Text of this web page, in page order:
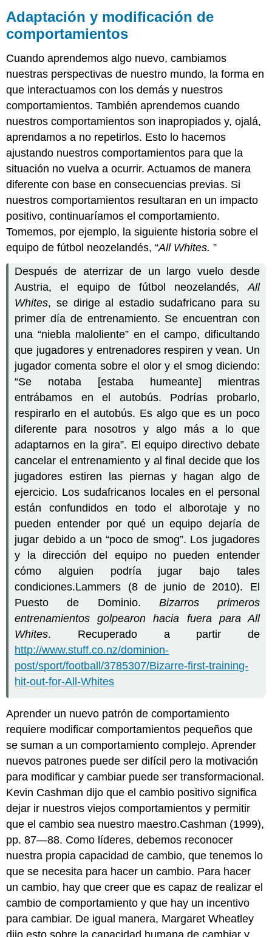
Adaptación y modificación de
comportamientos
Cuando aprendemos algo nuevo, cambiamos
nuestras perspectivas de nuestro mundo, la forma en
que interactuamos con los demás y nuestros
comportamientos. También aprendemos cuando
nuestros comportamientos son inapropiados y, ojalá,
aprendamos a no repetirlos. Esto lo hacemos
ajustando nuestros comportamientos para que la
situación no vuelva a ocurrir. Actuamos de manera
diferente con base en consecuencias previas. Si
nuestros comportamientos resultaran en un impacto
positivo, continuaríamos el comportamiento.
Tomemos, por ejemplo, la siguiente historia sobre el
equipo de fútbol neozelandés, “All Whites.”
Después de aterrizar de un largo vuelo desde
Austria, el equipo de fútbol neozelandés, All
Whites, se dirige al estadio sudafricano para su
primer día de entrenamiento. Se encuentran con
una “niebla maloliente” en el campo, dificultando
que jugadores y entrenadores respiren y vean. Un
jugador comenta sobre el olor y el smog diciendo:
“Se notaba [estaba humeante] mientras
entrábamos en el autobús. Podrías probarlo,
respirarlo en el autobús. Es algo que es un poco
diferente para nosotros y algo más a lo que
adaptarnos en la gira”. El equipo directivo debate
cancelar el entrenamiento y al final decide que los
jugadores estiren las piernas y hagan algo de
ejercicio. Los sudafricanos locales en el personal
están confundidos en todo el alborotaje y no
pueden entender por qué un equipo dejaría de
jugar debido a un “poco de smog”. Los jugadores
y la dirección del equipo no pueden entender
cómo alguien podría jugar bajo tales
condiciones.Lammers (8 de junio de 2010). El
Puesto de Dominio. Bizarros primeros
entrenamientos golpearon hacia fuera para All
Whites. Recuperado a partir de
http://www.stuff.co.nz/dominion-
post/sport/football/3785307/Bizarre-first-training-
hit-out-for-All-Whites
Aprender un nuevo patrón de comportamiento
requiere modificar comportamientos pequeños que
se suman a un comportamiento complejo. Aprender
nuevos patrones puede ser difícil pero la motivación
para modificar y cambiar puede ser transformacional.
Kevin Cashman dijo que el cambio positivo significa
dejar ir nuestros viejos comportamientos y permitir
que el cambio sea nuestro maestro.Cashman (1999),
pp. 87—88. Como líderes, debemos reconocer
nuestra propia capacidad de cambio, que tenemos lo
que se necesita para hacer un cambio. Para hacer
un cambio, hay que creer que es capaz de realizar el
cambio de comportamiento y que hay un incentivo
para cambiar. De igual manera, Margaret Wheatley
dijo esto sobre la capacidad humana de cambiar y